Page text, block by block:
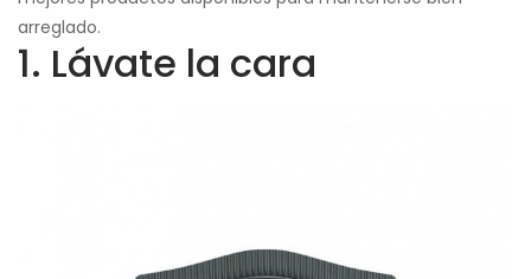
arreglado.
1. Lávate la cara